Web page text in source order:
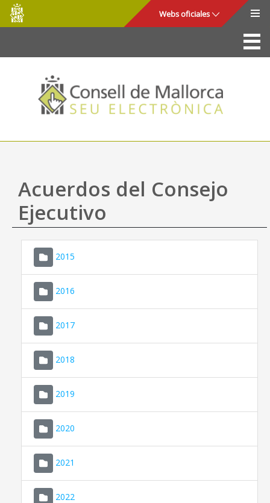
Saltar al contenido principal
Consell
de
Mallorca
Webs oficiales
La Sede
Consejo de Mallorca
Acceso y seguridad
Utilidades
Mapa web
Ayuda
Acuerdos del Consejo
Ejecutivo
2015
2016
2017
2018
2019
2020
2021
2022